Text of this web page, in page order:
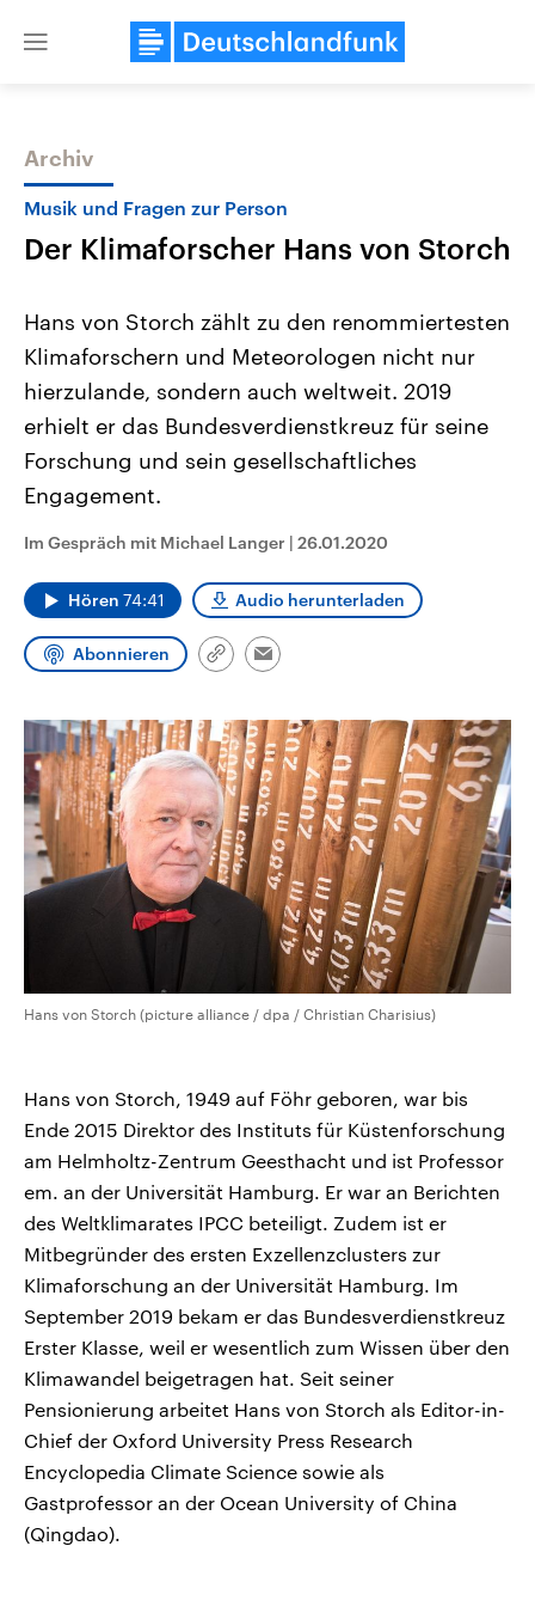
Close
Themen
Landtagswahl Sachsen-Anhalt
2026
Alle Informationen
Sachsen-Anhalt wählt am 6.
September 2026 einen neuen
Landtag. Seit 2021 wird das
Bundesland von einer Koalition aus
CDU, SPD und FDP regiert.-
Wahlprogramme, aktuelle Berichte
und Hintergründe zu den Parteien
Wahl.
USA
Aktuelle Beiträge,
Hintergründe
Wirtschaftlich und
aktuelle Weltgeschehen.
Sendungen Programm Podcasts
Audio-Archiv
Archiv
Musik und Fragen zur Person
Der Klimaforscher Hans von Storch
Hans von Storch zählt zu den renommiertesten
Klimaforschern und Meteorologen nicht nur
hierzulande, sondern auch weltweit. 2019
erhielt er das Bundesverdienstkreuz für seine
Forschung und sein gesellschaftliches
Engagement.
Im Gespräch mit Michael Langer | 26.01.2020
Hören 74:41 Audio herunterladen
Abonnieren
Link
Email
Hans von Storch (picture alliance / dpa / Christian Charisius)
Hans von Storch, 1949 auf Föhr geboren, war bis
Ende 2015 Direktor des Instituts für Küstenforschung
am Helmholtz-Zentrum Geesthacht und ist Professor
em. an der Universität Hamburg. Er war an Berichten
des Weltklimarates IPCC beteiligt. Zudem ist er
Mitbegründer des ersten Exzellenzclusters zur
Klimaforschung an der Universität Hamburg. Im
September 2019 bekam er das Bundesverdienstkreuz
Erster Klasse, weil er wesentlich zum Wissen über den
Klimawandel beigetragen hat. Seit seiner
Pensionierung arbeitet Hans von Storch als Editor-in-
Chief der Oxford University Press Research
Encyclopedia Climate Science sowie als
Gastprofessor an der Ocean University of China
(Qingdao).